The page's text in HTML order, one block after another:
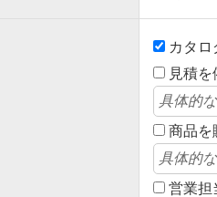
カタロ
見積
商品を
営業担